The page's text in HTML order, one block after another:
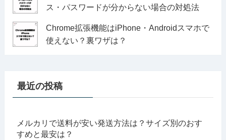
ス・パスワードが分からない場合の対処法
Chrome拡張機能はiPhone・Androidスマホで
使えない？裏ワザは？
最近の投稿
メルカリで送料が安い発送方法は？サイズ別のおす
すめと最安は？